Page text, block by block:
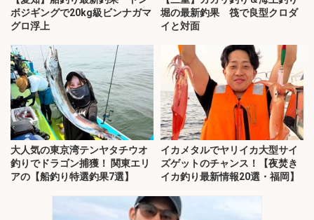
ボジギングで20kg級ビンナガマ
グロ浮上
堀の最新釣果 筏で良型クロダ
イと対面
大人気の東京湾テンヤタチウオ
釣りでドラゴン捕獲！ 関東エリ
アの【船釣り特選釣果7選】
イカメタルでヤリイカ大型サイ
ズゲットのチャンス！【夜焚き
イカ釣り最新情報20選・福岡】